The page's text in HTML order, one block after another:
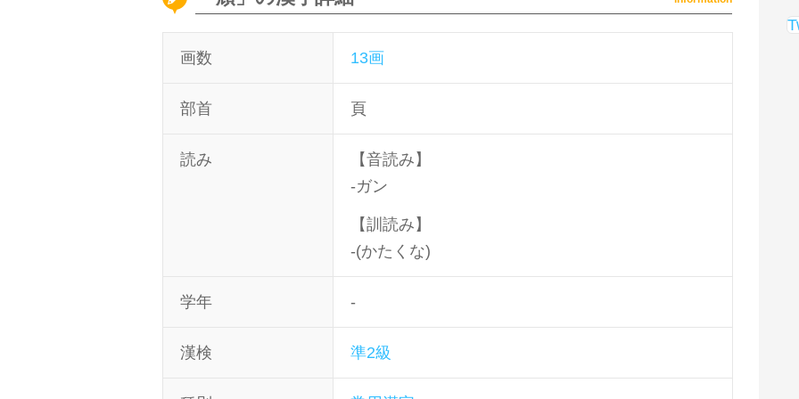
画数 13画
部首 頁
読み
【音読み】
-ガン
【訓読み】
-(かたくな)
学年 -
漢検 準2級